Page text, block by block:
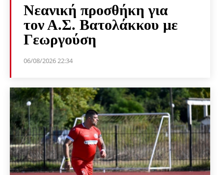
Νεανική προσθήκη για
τον Α.Σ. Βατολάκκου με
Γεωργούση
06/08/2026 22:34